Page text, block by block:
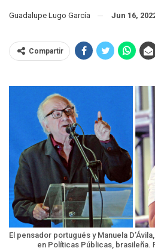
Guadalupe Lugo García Jun 16,
Compartir
El pensador portugués y Manuela
en Políticas Públicas, brasileña.